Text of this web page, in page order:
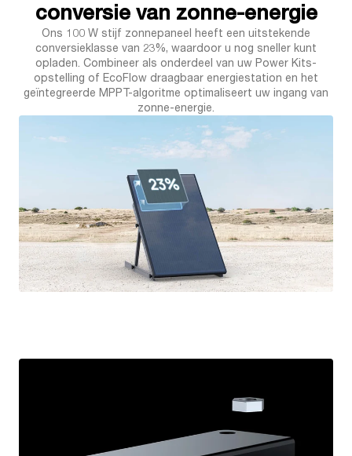
conversie van zonne-energie
Ons 100 W stijf zonnepaneel heeft een uitstekende
conversieklasse van 23%, waardoor u nog sneller kunt
opladen. Combineer als onderdeel van uw Power Kits-
opstelling of EcoFlow draagbaar energiestation en het
geïntegreerde MPPT-algoritme optimaliseert uw ingang van
zonne-energie.